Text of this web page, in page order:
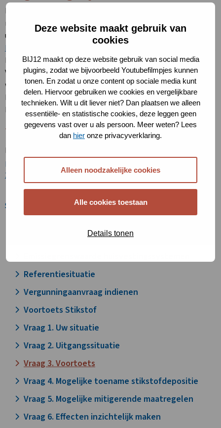
Deze website maakt gebruik van
cookies
BIJ12 maakt op deze website gebruik van social media
plugins, zodat we bijvoorbeeld Youtubefilmpjes kunnen
tonen. En zodat u onze content op sociale media kunt
delen. Hiervoor gebruiken we cookies en vergelijkbare
technieken. Wilt u dit liever niet? Dan plaatsen we alleen
essentiële- en statistische cookies, deze leggen geen
gegevens vast over u als persoon. Meer weten? Lees
dan hier onze privacyverklaring.
Alleen noodzakelijke cookies
Alle cookies toestaan
Details tonen
Intern salderen (geen depositietoename ten opzichte van de
referentiesituatie) wordt sinds de 18 december 2024
uitspraken (zie o.a.
ABRvS 18 december 2024,
ECLI:NL:RVS:2024:4923
Intern salderen mag daarom niet betrokken worden in de
Voortoets. Als intern salderen wordt toegepast bij de
wijziging of uitbreiding van project, is een Passende
Beoordeling noodzakelijk en een vergunningplicht voor de
Natura 2000-activiteit.
*** Relevante hexagonen
De definitie van relevant hexagoon is te vinden in de
provinciale beleidsregels salderen
2022
(paragraaf 4.6.1) op de website van AERIUS.
Stikstof
Referentiesituatie
Vergunningaanvraag indienen
Voortoets Stikstof
Vraag 1. Uw situatie
Vraag 2. Uitgangssituatie
Vraag 3. Voortoets
Vraag 4. Mogelijke toename stikstofdepositie
Vraag 5. Mogelijke mitigerende maatregelen
Vraag 6. Effecten inzichtelijk maken